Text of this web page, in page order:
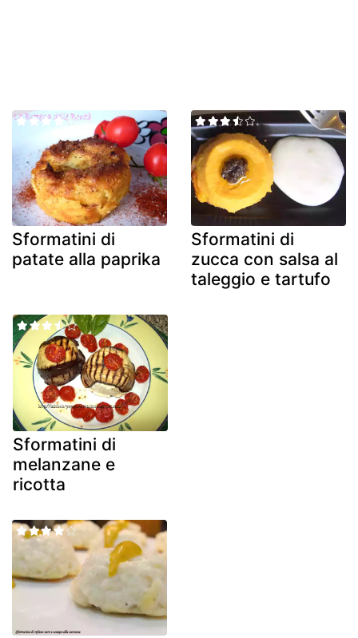
Sformatini di
patate alla paprika
Sformatini di
zucca con salsa al
taleggio e tartufo
Sformatini di
melanzane e
ricotta